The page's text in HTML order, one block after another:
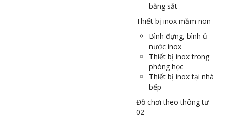
bằng sắt
Thiết bị inox mầm non
Bình đựng, bình ủ
nước inox
Thiết bị inox trong
phòng học
Thiết bị inox tại nhà
bếp
Đồ chơi theo thông tư
02